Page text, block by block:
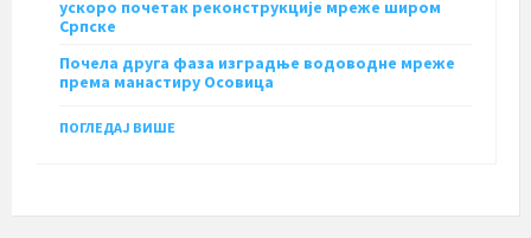
ускоро почетак реконструкције мреже широм
Српске
Почела друга фаза изградње водоводне мреже
према манастиру Осовица
ПОГЛЕДАЈ ВИШЕ